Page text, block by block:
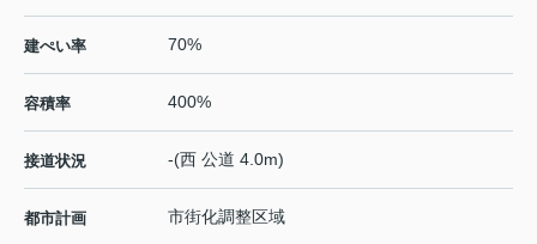
建ぺい率 70%
容積率 400%
接道状況 -(西 公道 4.0m)
都市計画 市街化調整区域